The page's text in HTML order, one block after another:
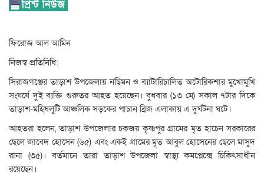
ফিরোজ আল আমিন
নিজস্ব প্রতিনিধি:
সিরাজগঞ্জের তাড়াশ উপজেলায় নছিমন ও ব্যাটারিচালিত অটোরিকশার মুখোমুখি
সংঘর্ষে দুই ব্যক্তি গুরুতর আহত হয়েছেন। বুধবার (১৩ মে) সকাল ৭টার দিকে
তাড়াশ-মহিষলুটি আঞ্চলিক সড়কের পাচান ব্রিজ এলাকায় এ দুর্ঘটনা ঘটে।
আহতরা হলেন, তাড়াশ উপজেলার চকজয় কৃষ্ণপুর গ্রামের মৃত হাচেন সরকারের
ছেলে জাবেদ হোসেন (৬৫) এবং একই গ্রামের মৃত আবুল হোসেনের ছেলে মাসুদ
রানা (৩৫)। বর্তমানে তারা তাড়াশ উপজেলা স্বাস্থ্য কমপ্লেক্সে চিকিৎসাধীন
রয়েছেন।